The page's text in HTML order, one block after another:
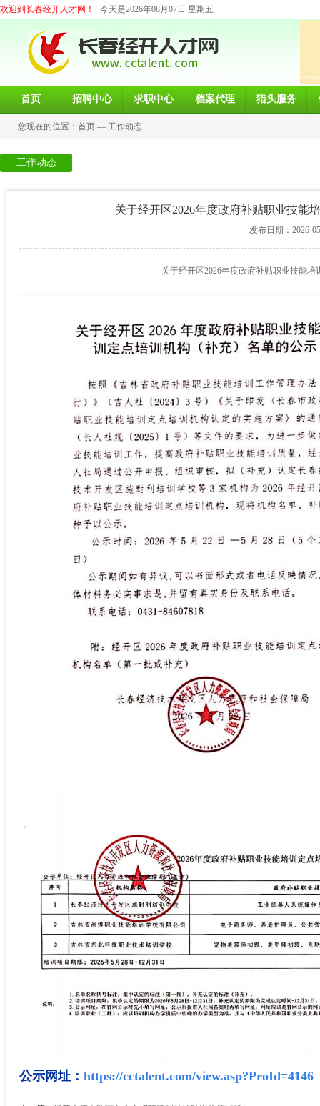
欢迎到长春经开人才网！ 今天是2026年08月07日 星期五
首页 招聘中心 求职中心 档案代理 猎头服务
您现在的位置： 首页 — 工作动态
工作动态
关于经开区2026年度政府补贴职业技能
发布日期：2026-
关于经开区2026年度政府补贴职业技能
公示网址： https://cctalent.com/view.asp?ProId=4146